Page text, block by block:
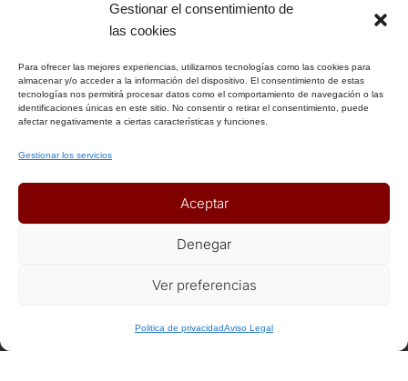
Gestionar el consentimiento de
las cookies
Para ofrecer las mejores experiencias, utilizamos tecnologías como las cookies para
almacenar y/o acceder a la información del dispositivo. El consentimiento de estas
tecnologías nos permitirá procesar datos como el comportamiento de navegación o las
identificaciones únicas en este sitio. No consentir o retirar el consentimiento, puede
afectar negativamente a ciertas características y funciones.
Gestionar los servicios
Aceptar
Denegar
Ver preferencias
Politica de privacidadAviso Legal
INFORMACIÓN
Aviso Legal
Política de Privacidad
Política de Cookies
ENLACES DE INTERÉS
Recomendaciones de viaje del Ministerio de Exterior